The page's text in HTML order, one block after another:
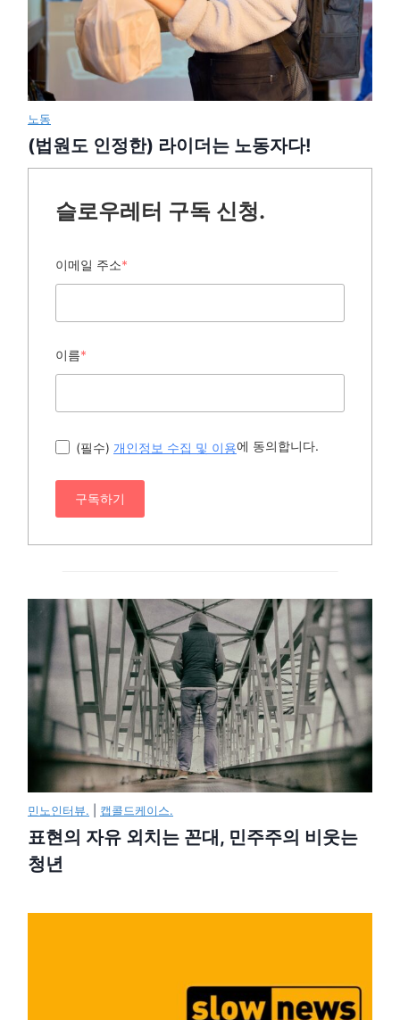
노동
(법원도 인정한) 라이더는 노동자다!
슬로우레터 구독 신청.
이메일 주소*
이름*
(필수) 개인정보 수집 및 이용에 동의합니다.
구독하기
민노인터뷰. 캡콜드케이스.
표현의 자유 외치는 꼰대, 민주주의 비웃는
청년